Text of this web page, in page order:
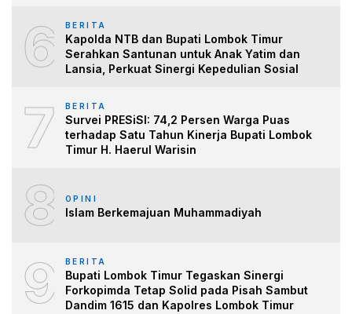
6 BERITA
Kapolda NTB dan Bupati Lombok Timur
Serahkan Santunan untuk Anak Yatim dan
Lansia, Perkuat Sinergi Kepedulian Sosial
7 BERITA
Survei PRESiSI: 74,2 Persen Warga Puas
terhadap Satu Tahun Kinerja Bupati Lombok
Timur H. Haerul Warisin
8 OPINI
Islam Berkemajuan Muhammadiyah
9 BERITA
Bupati Lombok Timur Tegaskan Sinergi
Forkopimda Tetap Solid pada Pisah Sambut
Dandim 1615 dan Kapolres Lombok Timur